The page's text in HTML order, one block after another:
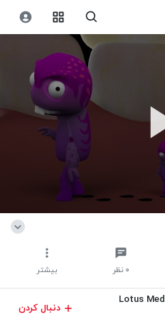
۰ نظر بیشتر
دنبال کردن